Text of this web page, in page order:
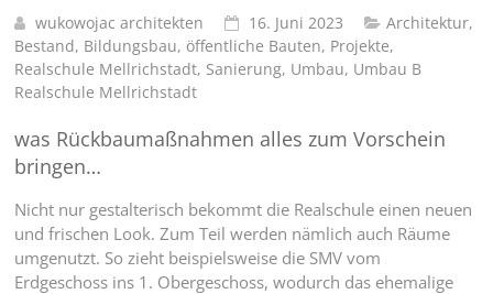
wukowojac architekten 16. Juni 2023 Architektur,
Bestand, Bildungsbau, öffentliche Bauten, Projekte,
Realschule Mellrichstadt, Sanierung, Umbau, Umbau B
Realschule Mellrichstadt
was Rückbaumaßnahmen alles zum Vorschein
bringen…
Nicht nur gestalterisch bekommt die Realschule einen neuen
und frischen Look. Zum Teil werden nämlich auch Räume
umgenutzt. So zieht beispielsweise die SMV vom
Erdgeschoss ins 1. Obergeschoss, wodurch das ehemalige